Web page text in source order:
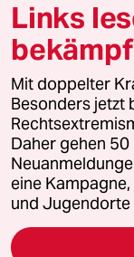
© 2026 taz
Alle Rechte
wenden Sie sich bitte
Feedback
Leitlinie
Seitenwende
Links
Mit doppelter
Besonders jetzt
Daher gehen
eine
und Jugendorte